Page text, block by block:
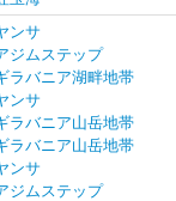
ンサ
ジムステップ
ラバニア湖畔地帯
ンサ
ラバニア山岳地帯
ラバニア山岳地帯
ンサ
ジムステップ